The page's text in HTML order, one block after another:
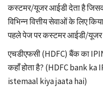
कस्टमर/यूजर आईडी देता है जिसका
विभिन्न वित्तीय सेवाओं के लिए
पहले पेज पर कस्टमर आईडी/यूजर
एचडीएफसी (HDFC) बैंक का
कहाँ होता है? (HDFC bank
istemaal kiya jaata hai)